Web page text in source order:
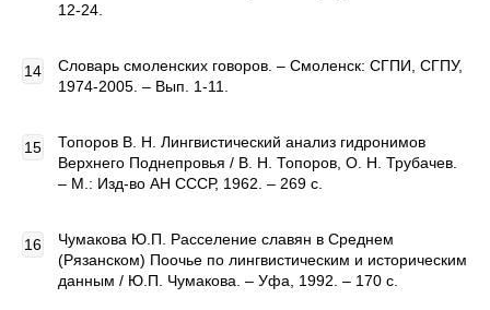
12-24.
Словарь смоленских говоров. – Смоленск: СГПИ, СГПУ,
1974-2005. – Вып. 1-11.
Топоров В. Н. Лингвистический анализ гидронимов
Верхнего Поднепровья / В. Н. Топоров, О. Н. Трубачев.
– М.: Изд-во АН СССР, 1962. – 269 с.
Чумакова Ю.П. Расселение славян в Среднем
(Рязанском) Поочье по лингвистическим и историческим
данным / Ю.П. Чумакова. – Уфа, 1992. – 170 с.